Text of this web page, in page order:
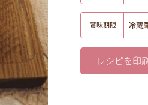
賞味期限 冷蔵
レシピを印